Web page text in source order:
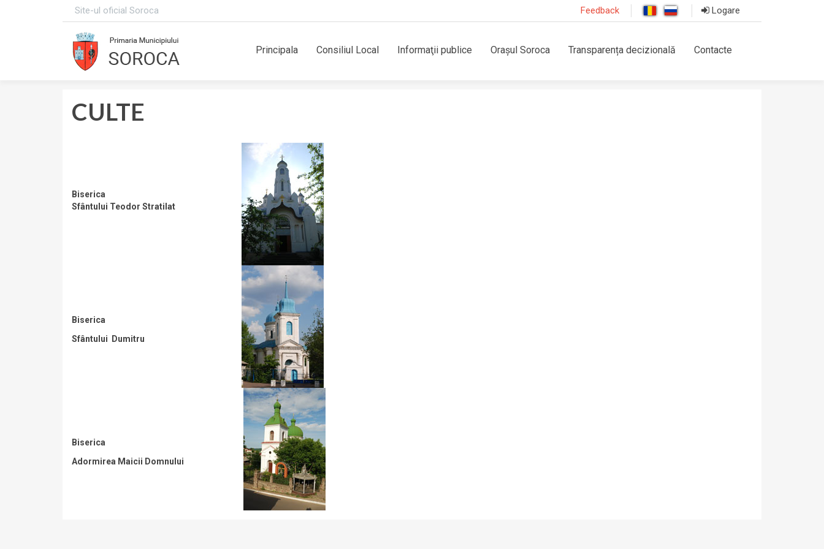
Site-ul oficial Soroca Feedback Logare
Principala Consiliul Local Informaţii publice Orașul Soroca Transparența decizională Contacte
CULTE
Biserica
Sfântului Teodor Stratilat
Biserica
Sfântului Dumitru
Biserica
Adormirea Maicii Domnului